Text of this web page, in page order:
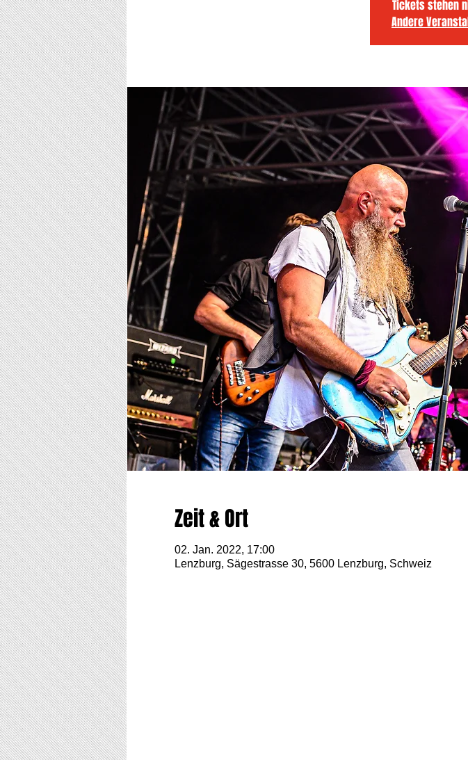
Tickets stehen
Andere
Zeit & Ort
02. Jan. 2022, 17:00
Lenzburg, Sägestrasse 30, 5600 Lenzburg, Schweiz